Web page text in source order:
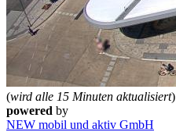
(wird alle 15 Minuten aktualisiert)
powered by
NEW mobil und aktiv GmbH